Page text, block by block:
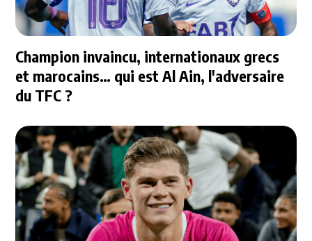
Champion invaincu, internationaux grecs
et marocains… qui est Al Ain, l'adversaire
du TFC ?